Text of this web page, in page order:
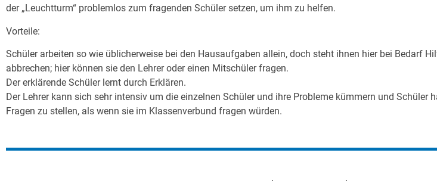
der „Leuchtturm“ problemlos zum fragenden Schüler setzen, um ihm zu helfen.
Vorteile:
Schüler arbeiten so wie üblicherweise bei den Hausaufgaben allein, doch steht ihnen hier bei Bedarf
abbrechen; hier können sie den Lehrer oder einen Mitschüler fragen.
Der erklärende Schüler lernt durch Erklären.
Der Lehrer kann sich sehr intensiv um die einzelnen Schüler und ihre Probleme kümmern und Schüler
Fragen zu stellen, als wenn sie im Klassenverbund fragen würden.